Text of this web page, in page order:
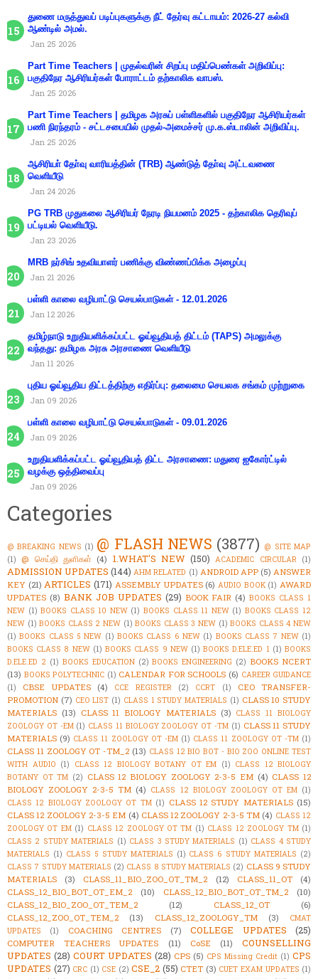
துணை மருத்துவப் படிப்புகளுக்கு நீட் தேர்வு கட்டாயம்: 2026-27 கல்வி
ஆண்டில் அமல்.
Jan 25 2026
Part Time Teachers | முதல்வரின் சிறப்பு மதிப்பெண்கள் அறிவிப்பு:
பகுதிநேர ஆசிரியர்கள் போராட்டம் தற்காலிக வாபஸ்.
Jan 25 2026
Part Time Teachers | தமிழக அரசுப் பள்ளிகளில் பகுதிநேர ஆசிரியர்கள்
பணி நிரந்தரம் - சட்டசபையில் முதல்-அமைச்சர் மு.க.ஸ்டாலின் அறிவிப்பு.
Jan 25 2026
ஆசிரியா் தோ்வு வாரியத்தின் (TRB) ஆண்டுத் தோ்வு அட்டவணை
வெளியீடு
Jan 24 2026
PG TRB முதுகலை ஆசிரியர் நேரடி நியமனம் 2025 - தற்காலிக தெரிவுப்
பட்டியல் வெளியீடு.
Jan 23 2026
MRB நர்சிங் உதவியாளர் பணிக்கு விண்ணப்பிக்க அழைப்பு
Jan 21 2026
பள்ளி காலை வழிபாட்டு செயல்பாடுகள் - 12.01.2026
Jan 12 2026
தமிழ்நாடு உறுதியளிக்கப்பட்ட ஓய்வூதியத் திட்டம் (TAPS) அமலுக்கு
வந்தது: தமிழக அரசு அரசாணை வெளியீடு
Jan 11 2026
புதிய ஓய்வூதிய திட்டத்திற்கு எதிர்ப்பு: தலைமை செயலக சங்கம் முற்றுகை
Jan 09 2026
பள்ளி காலை வழிபாட்டு செயல்பாடுகள் - 09.01.2026
Jan 09 2026
உறுதியளிக்கப்பட்ட ஓய்வூதியத் திட்ட அரசாணை: மதுரை ஐகோர்ட்டில்
வழக்கு ஒத்திவைப்பு
Jan 09 2026
Categories
@ BREAKING NEWS (1) @ FLASH NEWS (3877) @ SITE MAP
(1) @ செய்தி துளிகள் (4) 1.WHAT'S NEW (150) ACADEMIC CIRCULAR (1)
ADMISSION UPDATES (144) AHM RELATED (1) ANDROID APP (5) ANSWER
KEY (21) ARTICLES (171) ASSEMBLY UPDATES (6) AUDIO BOOK (1) AWARD
UPDATES (8) BANK JOB UPDATES (29) BOOK FAIR (4) BOOKS CLASS 1
NEW (1) BOOKS CLASS 10 NEW (1) BOOKS CLASS 11 NEW (1) BOOKS CLASS 12
NEW (1) BOOKS CLASS 2 NEW (1) BOOKS CLASS 3 NEW (1) BOOKS CLASS 4 NEW
(1) BOOKS CLASS 5 NEW (1) BOOKS CLASS 6 NEW (1) BOOKS CLASS 7 NEW (1)
BOOKS CLASS 8 NEW (1) BOOKS CLASS 9 NEW (1) BOOKS D.ELE.ED 1 (1) BOOKS
D.ELE.ED 2 (1) BOOKS EDUCATION (2) BOOKS ENGINEERING (2) BOOKS NCERT
(13) BOOKS POLYTECHNIC (1) CALENDAR FOR SCHOOLS (6) CAREER GUIDANCE
(1)
CBSE UPDATES (4) CCE REGISTER (2) CCRT (1)
CEO TRANSFER-
PROMOTION (7) CEO LIST (1) CLASS 1 STUDY MATERIALS (1) CLASS 10 STUDY
MATERIALS (13) CLASS 11 BIOLOGY MATERIALS (3) CLASS 11 BIOLOGY
ZOOLOGY OT -EM (1) CLASS 11 BIOLOGY ZOOLOGY OT -TM (1) CLASS 11 STUDY
MATERIALS (9) CLASS 11 ZOOLOGY OT -EM (1) CLASS 11 ZOOLOGY OT -TM (1)
CLASS 11 ZOOLOGY OT -TM_2 (13) CLASS 12 BIO BOT - BIO ZOO ONLINE TEST
WITH AUDIO (1) CLASS 12 BIOLOGY BOTANY OT EM (1) CLASS 12 BIOLOGY
BOTANY OT TM (2) CLASS 12 BIOLOGY ZOOLOGY 2-3-5 EM (4) CLASS 12
BIOLOGY ZOOLOGY 2-3-5 TM (4) CLASS 12 BIOLOGY ZOOLOGY OT EM (1)
CLASS 12 BIOLOGY ZOOLOGY OT TM (1) CLASS 12 STUDY MATERIALS (15)
CLASS 12 ZOOLOGY 2-3-5 EM (4) CLASS 12 ZOOLOGY 2-3-5 TM (4) CLASS 12
ZOOLOGY OT EM (1) CLASS 12 ZOOLOGY OT TM (1) CLASS 12 ZOOLOGY TM (1)
CLASS 2 STUDY MATERIALS (1) CLASS 3 STUDY MATERIALS (1) CLASS 4 STUDY
MATERIALS (1) CLASS 5 STUDY MATERIALS (1) CLASS 6 STUDY MATERIALS (2)
CLASS 7 STUDY MATERIALS (2) CLASS 8 STUDY MATERIALS (2) CLASS 9 STUDY
MATERIALS
(3) CLASS_11_BIO_ZOO_OT_TM_2 (12) CLASS_11_OT
(4)
CLASS_12_BIO_BOT_OT_EM_2
(10) CLASS_12_BIO_BOT_OT_TM_2
(10)
CLASS_12_BIO_ZOO_OT_TEM_2
(12) CLASS_12_OT
(6)
CLASS_12_ZOO_OT_TEM_2
(13) CLASS_12_ZOOLOGY_TM (3)
CMAT
UPDATES
(1) COACHING CENTRES (7) COLLEGE UPDATES (25)
COMPUTER TEACHERS UPDATES (11) CoSE (11)
COUNSELLING
UPDATES (28) COURT UPDATES (28) CPS (5) CPS Missing Credit (1) CPS
UPDATES (27) CRC (1) CSE (2) CSE_2 (55) CTET (3) CUET EXAM UPDATES (1)